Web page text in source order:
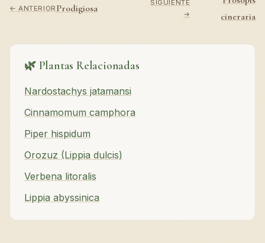
← ANTERIOR Prodigiosa
SIGUIENTE
→
cineraria
🌿 Plantas Relacionadas
Nardostachys jatamansi
Cinnamomum camphora
Piper hispidum
Orozuz (Lippia dulcis)
Verbena litoralis
Lippia abyssinica